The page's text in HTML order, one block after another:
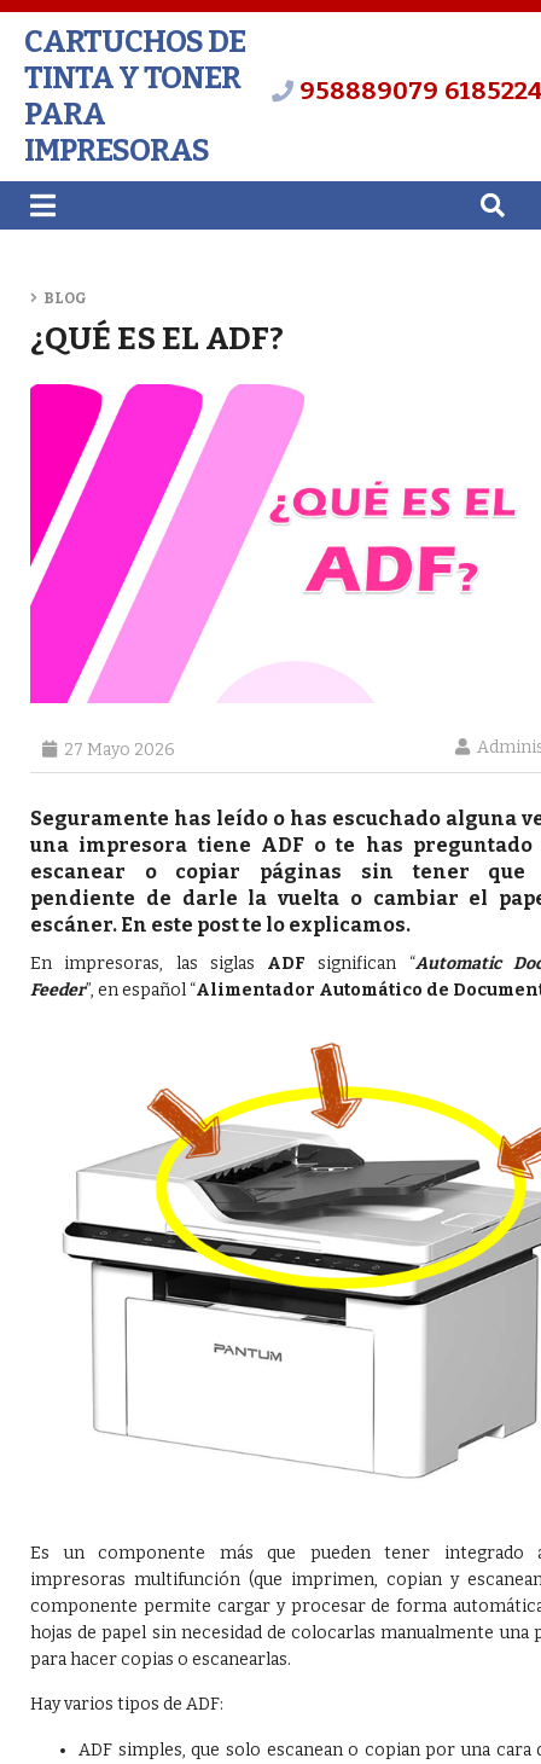
CARTUCHOS DE
TINTA Y TONER
PARA
IMPRESORAS
958889079
¿QUÉ ES EL ADF?
27 Mayo 2026
Seguramente has leído o has escuchado alguna
una impresora tiene ADF o te has preguntado
escanear o copiar páginas sin tener que
pendiente de darle la vuelta o cambiar el
escáner. En este post te lo explicamos.
En impresoras, las siglas ADF significan “Automatic
Feeder”, en español “Alimentador Automático de
Es un componente más que pueden tener integrado
impresoras multifunción (que imprimen, copian y
componente permite cargar y procesar de forma
hojas de papel sin necesidad de colocarlas manualmente una
para hacer copias o escanearlas.
Hay varios tipos de ADF:
ADF simples, que solo escanean o copian por una cara
BLOG